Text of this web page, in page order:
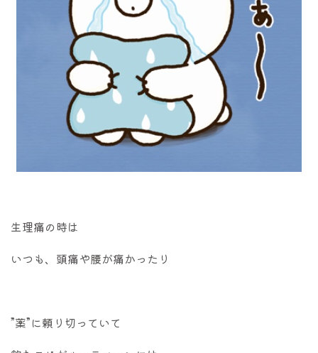
生理痛の時は
いつも、頭痛や腰が痛かったり
”薬”に頼り切っていて